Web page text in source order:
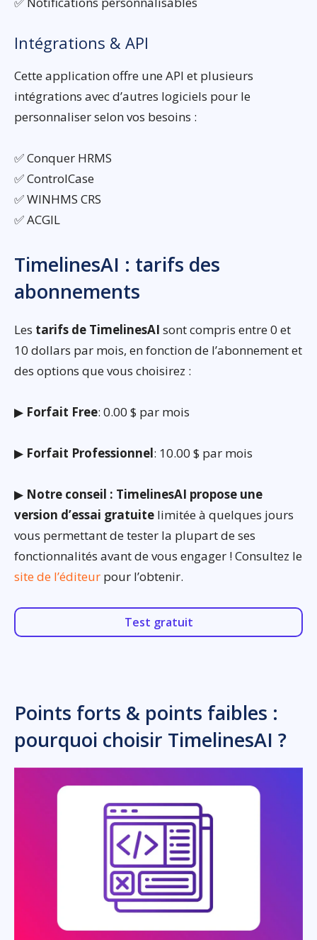
Intégrations & API
Cette application offre une API et plusieurs
intégrations avec d’autres logiciels pour le
personnaliser selon vos besoins :
✅ Conquer HRMS
✅ ControlCase
✅ WINHMS CRS
✅ ACGIL
TimelinesAI : tarifs des
abonnements
Les tarifs de TimelinesAI sont compris entre 0 et
10 dollars par mois, en fonction de l’abonnement et
des options que vous choisirez :
▶ Forfait Free: 0.00 $ par mois
▶ Forfait Professionnel: 10.00 $ par mois
▶ Notre conseil : TimelinesAI propose une
version d’essai gratuite limitée à quelques jours
vous permettant de tester la plupart de ses
fonctionnalités avant de vous engager ! Consultez le
site de l’éditeur pour l’obtenir.
Test gratuit
Points forts & points faibles :
pourquoi choisir TimelinesAI ?